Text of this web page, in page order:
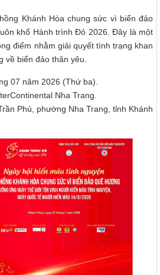
Khánh Hòa chung sức vì biển đảo
khổ Hành trình Đỏ 2026. Đây là một
điểm nhằm giải quyết tình trạng khan
về biển đảo thân yêu.
07 năm 2026 (Thứ ba).
Nha Trang.
Phú, phường Nha Trang, tỉnh Khánh